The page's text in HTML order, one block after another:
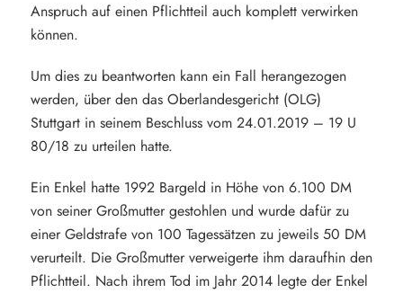
Anspruch auf einen Pflichtteil auch komplett verwirken
können.
Um dies zu beantworten kann ein Fall herangezogen
werden, über den das Oberlandesgericht (OLG)
Stuttgart in seinem Beschluss vom 24.01.2019 – 19 U
80/18 zu urteilen hatte.
Ein Enkel hatte 1992 Bargeld in Höhe von 6.100 DM
von seiner Großmutter gestohlen und wurde dafür zu
einer Geldstrafe von 100 Tagessätzen zu jeweils 50 DM
verurteilt. Die Großmutter verweigerte ihm daraufhin den
Pflichtteil. Nach ihrem Tod im Jahr 2014 legte der Enkel